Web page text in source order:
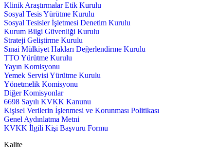
Klinik Araştırmalar Etik Kurulu
Sosyal Tesis Yürütme Kurulu
Sosyal Tesisler İşletmesi Denetim Kurulu
Kurum Bilgi Güvenliği Kurulu
Strateji Geliştirme Kurulu
Sınai Mülkiyet Hakları Değerlendirme Kurulu
TTO Yürütme Kurulu
Yayın Komisyonu
Yemek Servisi Yürütme Kurulu
Yönetmelik Komisyonu
Diğer Komisyonlar
6698 Sayılı KVKK Kanunu
Kişisel Verilerin İşlenmesi ve Korunması Politikası
Genel Aydınlatma Metni
KVKK İlgili Kişi Başvuru Formu
Kalite